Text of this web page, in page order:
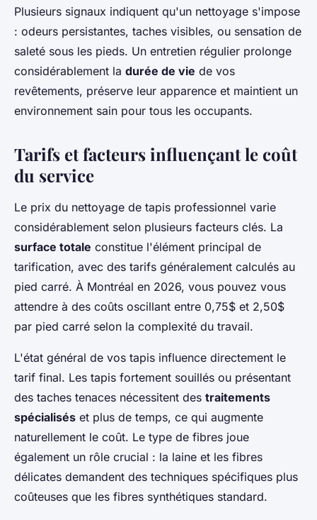
Plusieurs signaux indiquent qu'un nettoyage s'impose
: odeurs persistantes, taches visibles, ou sensation de
saleté sous les pieds. Un entretien régulier prolonge
considérablement la durée de vie de vos
revêtements, préserve leur apparence et maintient un
environnement sain pour tous les occupants.
Tarifs et facteurs influençant le coût
du service
Le prix du nettoyage de tapis professionnel varie
considérablement selon plusieurs facteurs clés. La
surface totale constitue l'élément principal de
tarification, avec des tarifs généralement calculés au
pied carré. À Montréal en 2026, vous pouvez vous
attendre à des coûts oscillant entre 0,75$ et 2,50$
par pied carré selon la complexité du travail.
L'état général de vos tapis influence directement le
tarif final. Les tapis fortement souillés ou présentant
des taches tenaces nécessitent des traitements
spécialisés et plus de temps, ce qui augmente
naturellement le coût. Le type de fibres joue
également un rôle crucial : la laine et les fibres
délicates demandent des techniques spécifiques plus
coûteuses que les fibres synthétiques standard.